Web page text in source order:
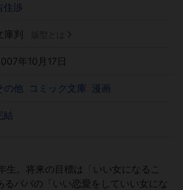
住渉
庫判
年10月17日
の他 コミック文庫 漫画
結
生。将来の目標は「いい女になるこ
パパの「いい恋愛をしていい女にな